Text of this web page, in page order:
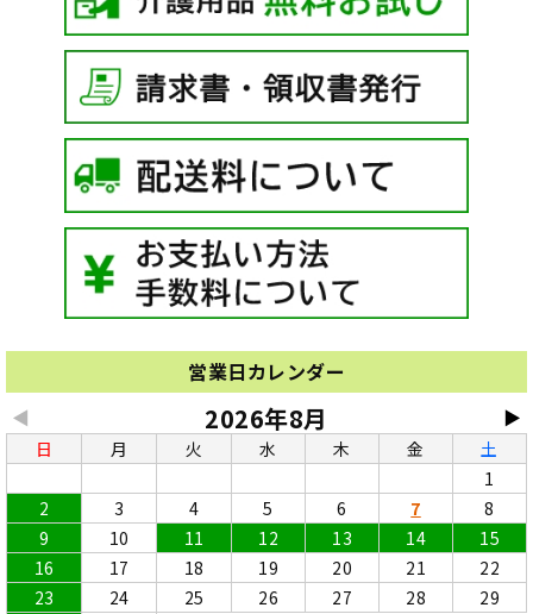
営業日カレンダー
◀ ▶
2026年8月
日 月 火 水 木 金
土
1
2
3 4 5 6 7
8
9
10 11 12 13 14
15
16
17 18 19 20 21
22
23
24 25 26 27 28
29